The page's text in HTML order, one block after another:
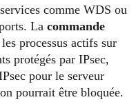
comme WDS ou
La commande
processus actifs sur
protégés par IPsec,
pour le serveur
pourrait être bloquée.